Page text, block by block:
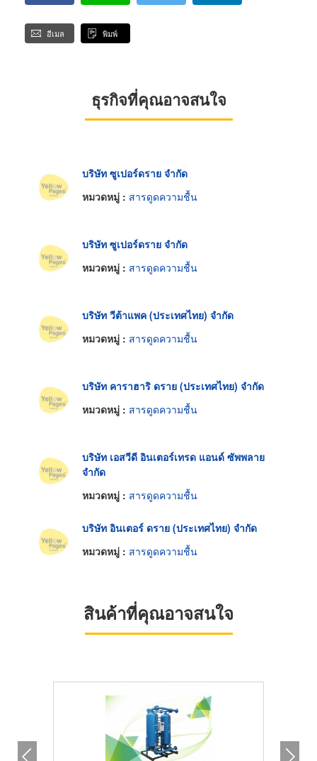
อีเมล พิมพ์
ธุรกิจที่คุณอาจสนใจ
บริษัท ซูเปอร์ดราย จำกัด
หมวดหมู่ : สารดูดความชื้น
บริษัท ซูเปอร์ดราย จำกัด
หมวดหมู่ : สารดูดความชื้น
บริษัท วีต้าแพค (ประเทศไทย) จำกัด
หมวดหมู่ : สารดูดความชื้น
บริษัท คาราฮาริ ดราย (ประเทศไทย) จำกัด
หมวดหมู่ : สารดูดความชื้น
บริษัท เอสวีดี อินเตอร์เทรด แอนด์ ซัพพลาย
จำกัด
หมวดหมู่ : สารดูดความชื้น
บริษัท อินเตอร์ ดราย (ประเทศไทย) จำกัด
หมวดหมู่ : สารดูดความชื้น
สินค้าที่คุณอาจสนใจ